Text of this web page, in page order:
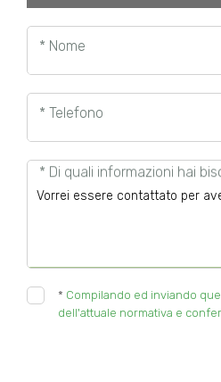
* Nome
* Telefono
* Di quali informazioni hai
* Compilando ed inviando
dell'attuale normativa e